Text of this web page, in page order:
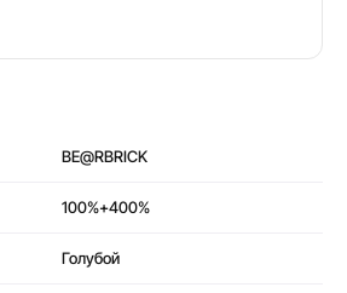
BE@RBRICK
100%+400%
Голубой